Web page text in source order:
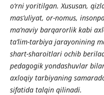
o‘rni yoritilgan. Xususan,
mas’uliyat, or-nomus,
ma’naviy barqarorlik kabi
ta’lim-tarbiya jarayonining
shart-sharoitlari ochib
pedagogik yondashuvlar
axloqiy tarbiyaning
sifatida talqin qilinadi.